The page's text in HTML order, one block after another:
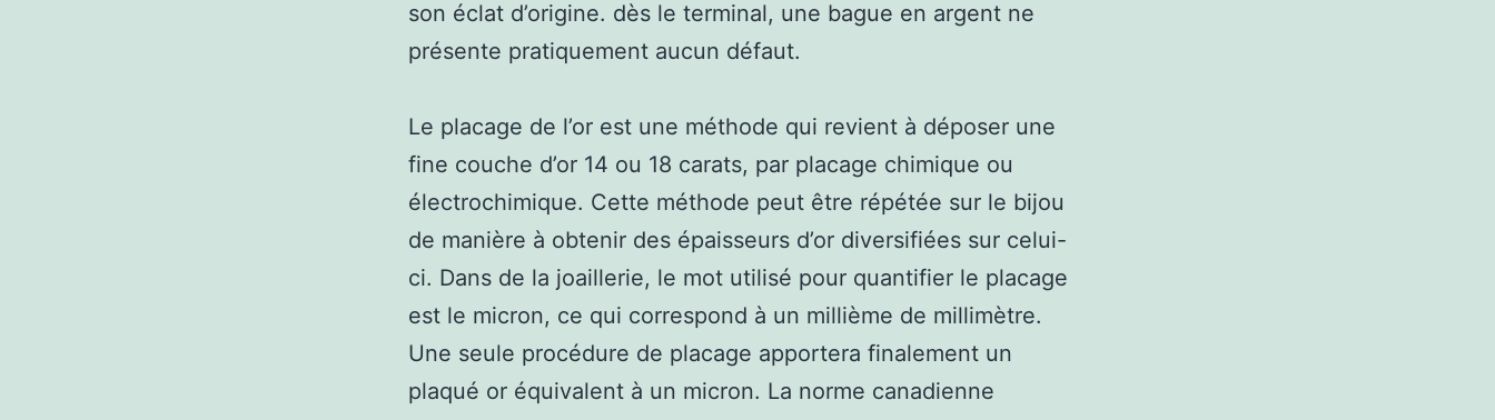
son éclat d’origine. dès le terminal, une bague en argent ne
présente pratiquement aucun défaut.
Le placage de l’or est une méthode qui revient à déposer une
fine couche d’or 14 ou 18 carats, par placage chimique ou
électrochimique. Cette méthode peut être répétée sur le bijou
de manière à obtenir des épaisseurs d’or diversifiées sur celui-
ci. Dans de la joaillerie, le mot utilisé pour quantifier le placage
est le micron, ce qui correspond à un millième de millimètre.
Une seule procédure de placage apportera finalement un
plaqué or équivalent à un micron. La norme canadienne